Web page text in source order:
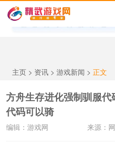
主页> 资讯> 游戏新闻 > 正文
方舟生存进化强制驯服
代码可以骑
编辑：游戏网 来源：